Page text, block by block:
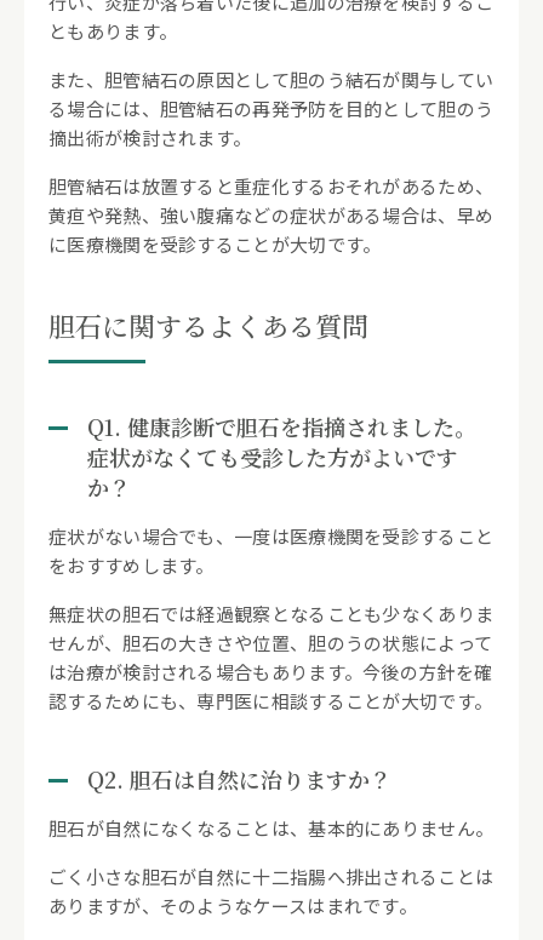
ともあります。
また、胆管結石の原因として胆のう結石が関与してい
る場合には、胆管結石の再発予防を目的として胆のう
摘出術が検討されます。
胆管結石は放置すると重症化するおそれがあるため、
黄疸や発熱、強い腹痛などの症状がある場合は、早め
に医療機関を受診することが大切です。
胆石に関するよくある質問
Q1. 健康診断で胆石を指摘されました。
症状がなくても受診した方がよいです
か？
症状がない場合でも、一度は医療機関を受診すること
をおすすめします。
無症状の胆石では経過観察となることも少なくありま
せんが、胆石の大きさや位置、胆のうの状態によって
は治療が検討される場合もあります。今後の方針を確
認するためにも、専門医に相談することが大切です。
Q2. 胆石は自然に治りますか？
胆石が自然になくなることは、基本的にありません。
ごく小さな胆石が自然に十二指腸へ排出されることは
ありますが、そのようなケースはまれです。